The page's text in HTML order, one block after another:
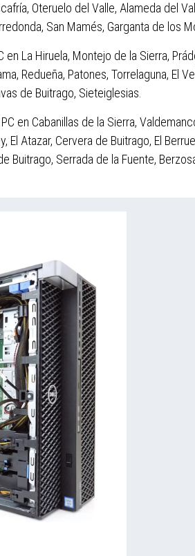
Oteruelo del Valle, Alameda del
San Mamés, Garganta de los
La Hiruela, Montejo de la Sierra,
Redueña, Patones, Torrelaguna, El
de Buitrago, Sieteiglesias.
en Cabanillas de la Sierra,
Atazar, Cervera de Buitrago, El
Buitrago, Serrada de la Fuente,